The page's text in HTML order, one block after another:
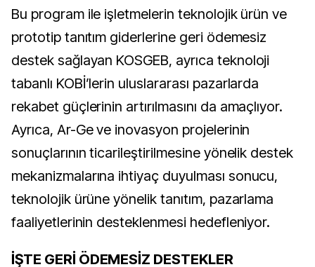
Bu program ile işletmelerin teknolojik ürün ve
prototip tanıtım giderlerine geri ödemesiz
destek sağlayan KOSGEB, ayrıca teknoloji
tabanlı KOBİ’lerin uluslararası pazarlarda
rekabet güçlerinin artırılmasını da amaçlıyor.
Ayrıca, Ar-Ge ve inovasyon projelerinin
sonuçlarının ticarileştirilmesine yönelik destek
mekanizmalarına ihtiyaç duyulması sonucu,
teknolojik ürüne yönelik tanıtım, pazarlama
faaliyetlerinin desteklenmesi hedefleniyor.
İŞTE GERİ ÖDEMESİZ DESTEKLER